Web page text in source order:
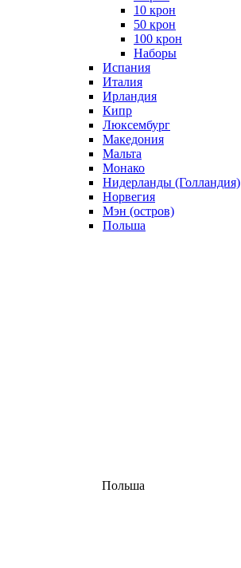
10 крон
50 крон
100 крон
Наборы
Испания
Италия
Ирландия
Кипр
Люксембург
Македония
Мальта
Монако
Нидерланды (Голландия)
Норвегия
Мэн (остров)
Польша
Польша